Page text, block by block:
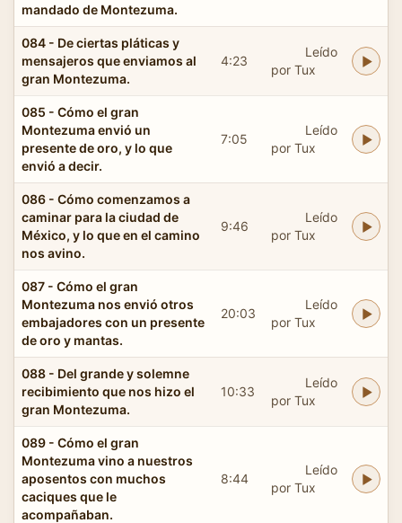
mandado de Montezuma.
084 - De ciertas pláticas y
mensajeros que enviamos al
gran Montezuma.
4:23
Leído
por Tux
085 - Cómo el gran
Montezuma envió un
presente de oro, y lo que
envió a decir.
7:05
Leído
por Tux
086 - Cómo comenzamos a
caminar para la ciudad de
México, y lo que en el camino
nos avino.
9:46
Leído
por Tux
087 - Cómo el gran
Montezuma nos envió otros
embajadores con un presente
de oro y mantas.
20:03
Leído
por Tux
088 - Del grande y solemne
recibimiento que nos hizo el
gran Montezuma.
10:33
Leído
por Tux
089 - Cómo el gran
Montezuma vino a nuestros
aposentos con muchos
caciques que le
acompañaban.
8:44
Leído
por Tux